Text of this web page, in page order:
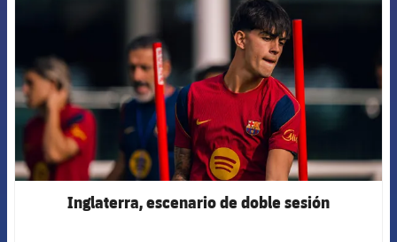
Inglaterra, escenario de doble sesión